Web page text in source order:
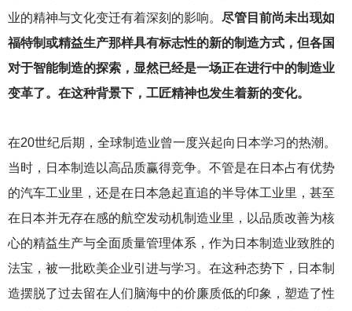
业的精神与文化变迁有着深刻的影响。 尽管目前尚未出现如
福特制或精益生产那样具有标志性的新的制造方式，但各国
对于智能制造的探索，显然已经是一场正在进行中的制造业
变革了。在这种背景下，工匠精神也发生着新的变化。
在20世纪后期，全球制造业曾一度兴起向日本学习的热潮。
当时，日本制造以高品质赢得竞争。不管是在日本占有优势
的汽车工业里，还是在日本急起直追的半导体工业里，甚至
在日本并无存在感的航空发动机制造业里，以品质改善为核
心的精益生产与全面质量管理体系，作为日本制造业致胜的
法宝，被一批欧美企业引进与学习。在这种态势下，日本制
造摆脱了过去留在人们脑海中的价廉质低的印象，塑造了性